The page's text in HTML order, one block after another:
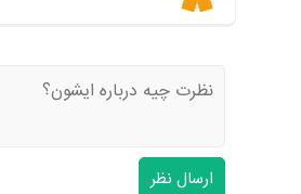
ارسال نظر